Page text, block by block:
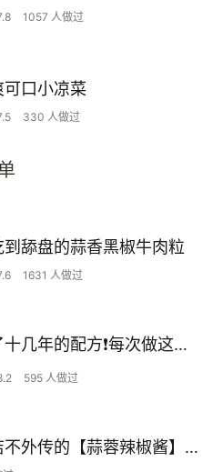
1057 人做过
可口小凉菜
330 人做过
到舔盘的蒜香黑椒牛肉粒
1631 人做过
吃了十几年的配方❗️每次做这至少吃2碗
595 人做过
饭店不外传的【蒜蓉辣椒酱】自己在家也可以做出